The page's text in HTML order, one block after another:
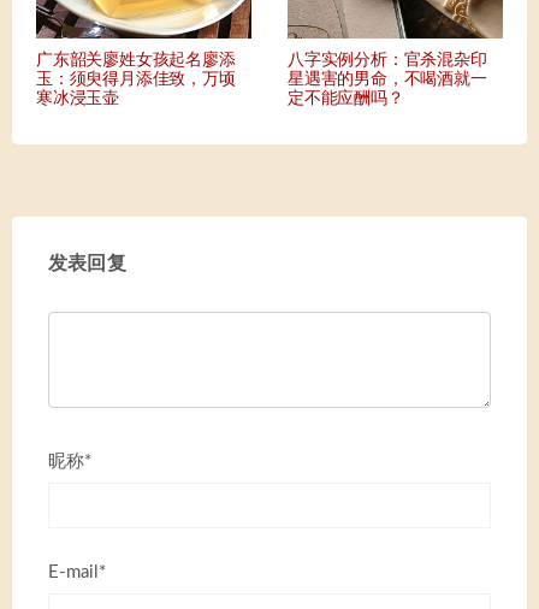
广东韶关廖姓女孩起名廖添
玉：须臾得月添佳致，万顷
寒冰浸玉壶
八字实例分析：官杀混杂印
星遇害的男命，不喝酒就一
定不能应酬吗？
发表回复
昵称*
E-mail*